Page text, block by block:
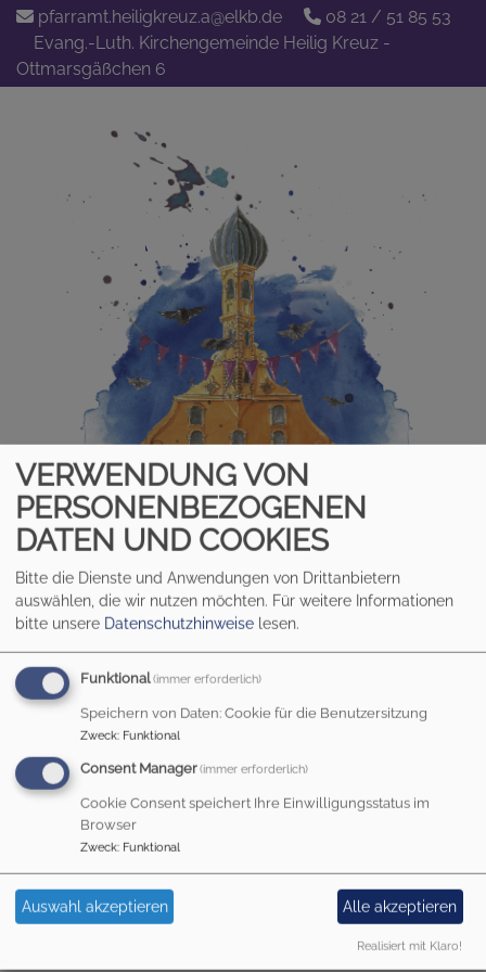
Direkt
zum
Inhalt
pfarramt.heiligkreuz.a@elkb.de
08 21 / 51 85 53
Evang.-Luth. Kirchengemeinde Heilig Kreuz -
Ottmarsgäßchen 6
HEILIG KREUZ AUGSBURG
500 Jahre Evangelische Gemeinde
Hauptnavigation
Startseite Was wir tun
VERWENDUNG VON
PERSONENBEZOGENEN
DATEN UND COOKIES
Bitte die Dienste und Anwendungen von Drittanbietern
auswählen, die wir nutzen möchten. Für weitere Informationen
bitte unsere Datenschutzhinweise lesen.
Funktional(immer erforderlich)
Speichern von Daten: Cookie für die Benutzersitzung
Zweck: Funktional
Consent Manager(immer erforderlich)
Cookie Consent speichert Ihre Einwilligungsstatus im
Browser
Zweck: Funktional
Auswahl akzeptieren Alle akzeptieren
Realisiert mit Klaro!